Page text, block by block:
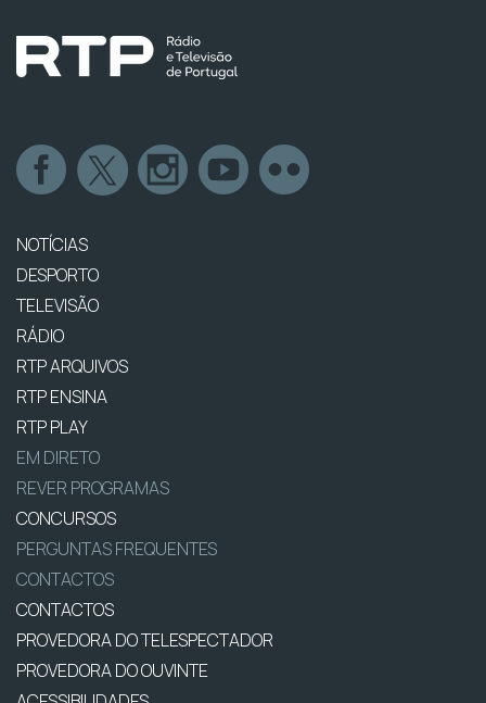
NOTÍCIAS
DESPORTO
TELEVISÃO
RÁDIO
RTP ARQUIVOS
RTP ENSINA
RTP PLAY
EM DIRETO
REVER PROGRAMAS
CONCURSOS
PERGUNTAS FREQUENTES
CONTACTOS
CONTACTOS
PROVEDORA DO TELESPECTADOR
PROVEDORA DO OUVINTE